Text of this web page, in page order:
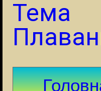
Тема